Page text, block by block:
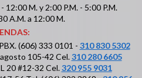
12:00 M. y 2:00 P.M. - 5:00 P.M.
A.M. a 12:00 M.
(606) 333 0101 - 310 830 5302
105-42 Cel.310 280 6605
20 #12-32 Cel.320 955 9031